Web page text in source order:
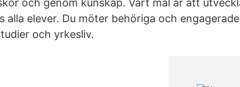
och genom kunskap. Vårt mål är att
alla elever. Du möter behöriga och
och yrkesliv.